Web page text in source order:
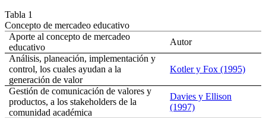
Tabla 1
Concepto de mercadeo educativo
Aporte al concepto de mercadeo
educativo
Autor
Análisis, planeación, implementación y
control, los cuales ayudan a la
generación de valor
Kotler y Fox (1995)
Gestión de comunicación de valores y
productos, a losstakeholders de la
comunidad académica
Davies y Ellison
(1997)